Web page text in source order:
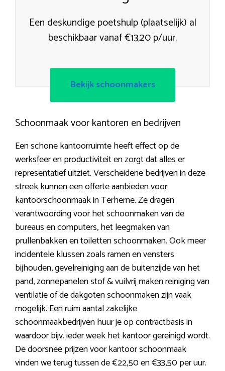
Een deskundige poetshulp (plaatselijk) al
beschikbaar vanaf €13,20 p/uur.
Bekijk schoonmakers
Schoonmaak voor kantoren en bedrijven
Een schone kantoorruimte heeft effect op de
werksfeer en productiviteit en zorgt dat alles er
representatief uitziet. Verscheidene bedrijven in deze
streek kunnen een offerte aanbieden voor
kantoorschoonmaak in Terherne. Ze dragen
verantwoording voor het schoonmaken van de
bureaus en computers, het leegmaken van
prullenbakken en toiletten schoonmaken. Ook meer
incidentele klussen zoals ramen en vensters
bijhouden, gevelreiniging aan de buitenzijde van het
pand, zonnepanelen stof & vuilvrij maken reiniging van
ventilatie of de dakgoten schoonmaken zijn vaak
mogelijk. Een ruim aantal zakelijke
schoonmaakbedrijven huur je op contractbasis in
waardoor bijv. ieder week het kantoor gereinigd wordt.
De doorsnee prijzen voor kantoor schoonmaak
vinden we terug tussen de €22,50 en €33,50 per uur.